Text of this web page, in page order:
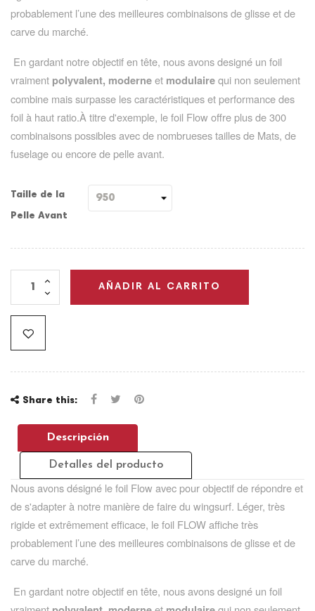
probablement l’une des meilleures combinaisons de glisse et de
carve du marché.
En gardant notre objectif en tête, nous avons designé un foil
vraiment polyvalent, moderneet modulairequi non seulement
combine mais surpasse les caractéristiques et performance des
foil à haut ratio.À titre d'exemple, le foil Flow offre plus de 300
combinaisons possibles avec de nombrueses tailles de Mats, de
fuselage ou encore de pelle avant.
Taille de la
Pelle Avant
AÑADIR AL CARRITO
Share this:
Descripción
Detalles del producto
Nous avons désigné le foil Flow avec pour objectif de répondre et
de s'adapter à notre manière de faire du wingsurf. Léger, très
rigide et extrêmement efficace, le foil FLOW affiche très
probablement l’une des meilleures combinaisons de glisse et de
carve du marché.
En gardant notre objectif en tête, nous avons designé un foil